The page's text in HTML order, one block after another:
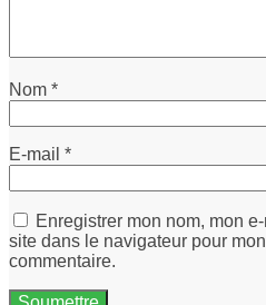
Nom *
E-mail *
Enregistrer mon nom, mon
site dans le navigateur pour
commentaire.